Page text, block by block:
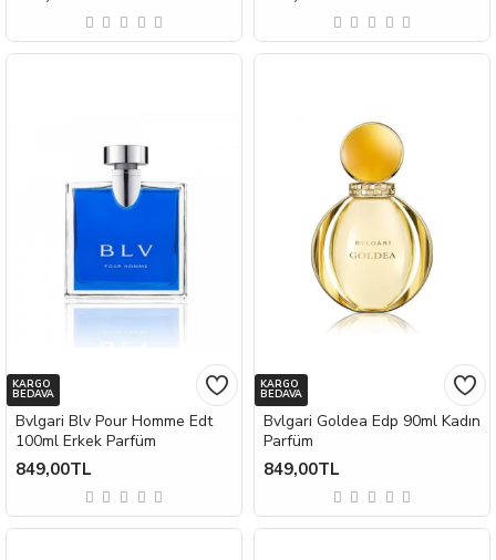
KARGO
BEDAVA
Bvlgari Blv Pour Homme Edt
100ml Erkek Parfüm
849,00TL
KARGO
BEDAVA
Bvlgari Goldea Edp 90ml Kadın
Parfüm
849,00TL